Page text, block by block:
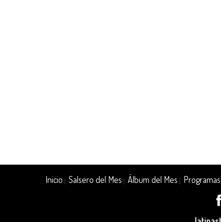
Inicio |Salsero del Mes |Álbum del Mes Programas